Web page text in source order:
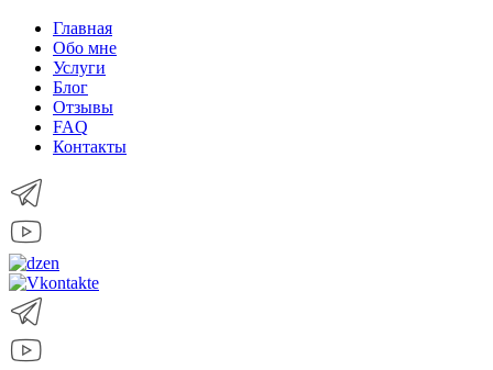
Главная
Обо мне
Услуги
Блог
Отзывы
FAQ
Контакты